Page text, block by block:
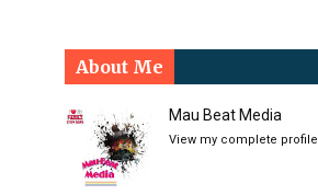
About Me
Mau Beat Media
View my complete profile